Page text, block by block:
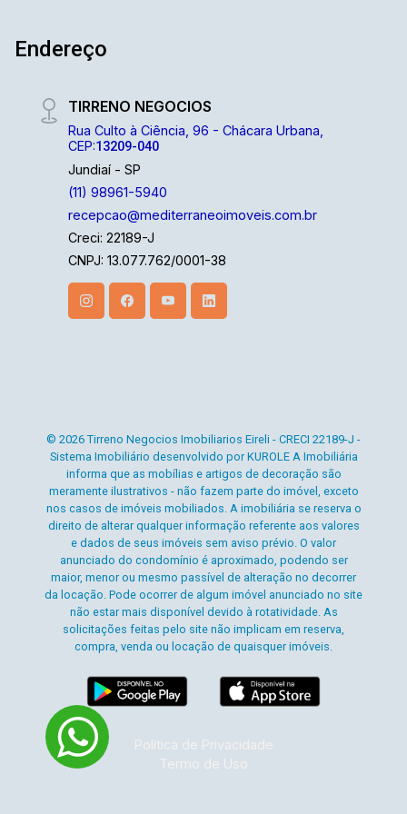
Endereço
TIRRENO NEGOCIOS
Rua Culto à Ciência, 96 - Chácara Urbana,
CEP:13209-040
Jundiaí - SP
(11) 98961-5940
recepcao@mediterraneoimoveis.com.br
Creci: 22189-J
CNPJ: 13.077.762/0001-38
© 2026 Tirreno Negocios Imobiliarios Eireli - CRECI 22189-J -
Sistema Imobiliário desenvolvido por KUROLE A Imobiliária
informa que as mobílias e artigos de decoração são
meramente ilustrativos - não fazem parte do imóvel, exceto
nos casos de imóveis mobiliados. A imobiliária se reserva o
direito de alterar qualquer informação referente aos valores
e dados de seus imóveis sem aviso prévio. O valor
anunciado do condomínio é aproximado, podendo ser
maior, menor ou mesmo passível de alteração no decorrer
da locação. Pode ocorrer de algum imóvel anunciado no site
não estar mais disponível devido à rotatividade. As
solicitações feitas pelo site não implicam em reserva,
compra, venda ou locação de quaisquer imóveis.
Política de Privacidade
Termo de Uso